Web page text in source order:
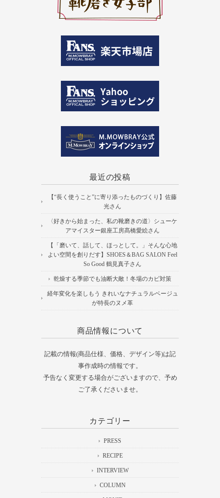
最近の投稿
【“長く使うこと”に寄り添ったものづくり】佐藤
光さん
〈好きから始まった、私の靴磨きの道〉シューケ
アマイスター銀座工房髙橋愛絵さん
【「磨いて、話して、ほっとして。」そんな心地
よい空間を創りだす】SHOES＆BAG SALON Feel
So Good 鶴見真子さん
乾燥する季節でも油断大敵！冬場のカビ対策
経年変化を楽しもう きれいなナチュラルベージュ
が特長のヌメ革
商品情報について
記載の情報(商品仕様、価格、デザイン等)は記
事作成時の情報です。
予告なく変更する場合がございますので、予め
ご了承くださいませ。
カテゴリー
PRESS
RECIPE
INTERVIEW
COLUMN